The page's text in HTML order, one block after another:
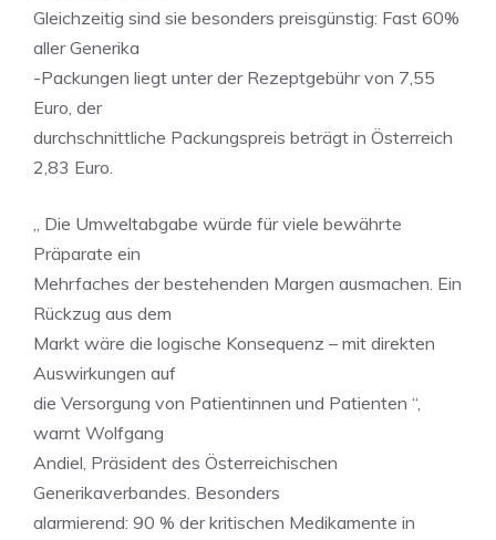
Gleichzeitig sind sie besonders preisgünstig: Fast 60%
aller Generika
-Packungen liegt unter der Rezeptgebühr von 7,55
Euro, der
durchschnittliche Packungspreis beträgt in Österreich
2,83 Euro.
„ Die Umweltabgabe würde für viele bewährte
Präparate ein
Mehrfaches der bestehenden Margen ausmachen. Ein
Rückzug aus dem
Markt wäre die logische Konsequenz – mit direkten
Auswirkungen auf
die Versorgung von Patientinnen und Patienten “,
warnt Wolfgang
Andiel, Präsident des Österreichischen
Generikaverbandes. Besonders
alarmierend: 90 % der kritischen Medikamente in